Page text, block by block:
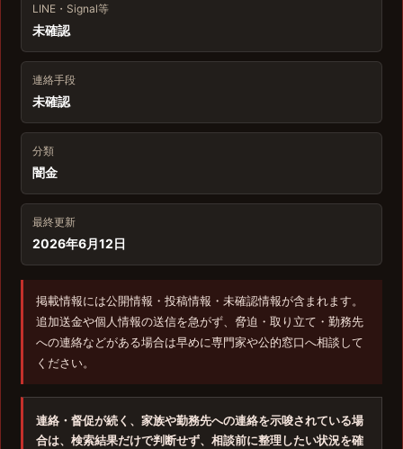
LINE・Signal等
未確認
連絡手段
未確認
分類
闇金
最終更新
2026年6月12日
掲載情報には公開情報・投稿情報・未確認情報が含まれます。
追加送金や個人情報の送信を急がず、脅迫・取り立て・勤務先
への連絡などがある場合は早めに専門家や公的窓口へ相談して
ください。
連絡・督促が続く、家族や勤務先への連絡を示唆されている場
合は、検索結果だけで判断せず、相談前に整理したい状況を確